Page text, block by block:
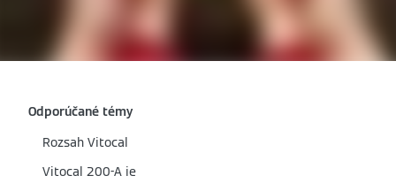
Odporúčané témy
Rozsah Vitocal
Vitocal 200-A ie